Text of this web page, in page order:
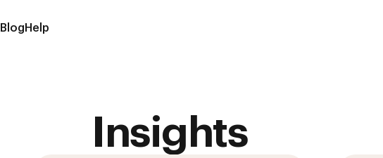
Blog Help
Insights